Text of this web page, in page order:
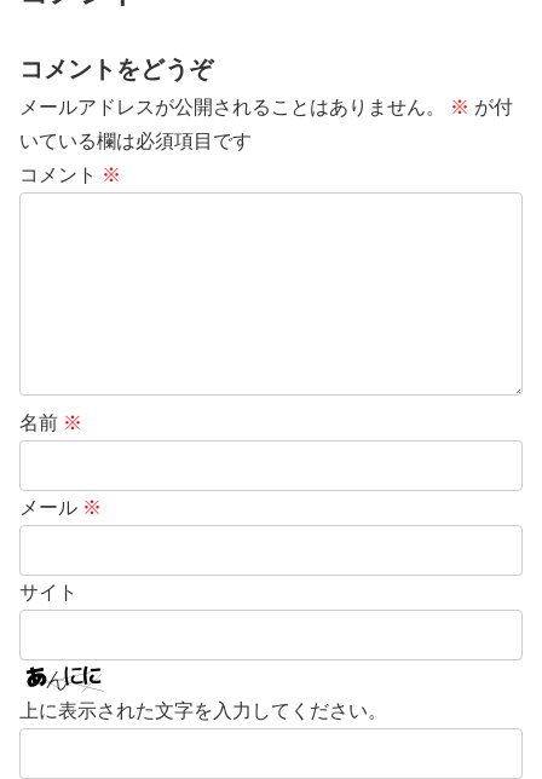
コメントをどうぞ
メールアドレスが公開されることはありません。 ※ が付
いている欄は必須項目です
コメント ※
名前 ※
メール ※
サイト
上に表示された文字を入力してください。